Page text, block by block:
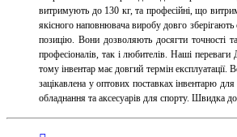
витримують до 130 кг, та професійні, що
якісного наповнювача виробу довго
позицію. Вони дозволяють досягти точності
професіоналів, так і любителів. Наші переваги
тому інвентар має довгий термін
зацікавлена ​​у оптових поставках інвентарю
обладнання та аксесуарів для спорту. Швидка